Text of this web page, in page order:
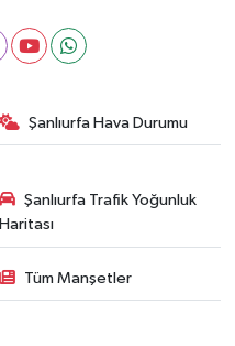
Şanlıurfa Hava Durumu
Şanlıurfa Trafik Yoğunluk
Haritası
Tüm Manşetler